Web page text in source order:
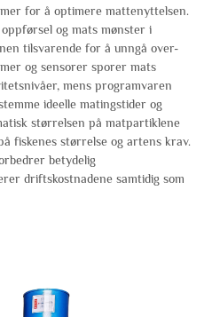
for å optimere mattenyttelsen.
og mats mønster i
tilsvarende for å unngå over-
og sensorer sporer mats
mens programvaren
ideelle matingstider og
størrelsen på matpartiklene
fiskenes størrelse og artens krav.
betydelig
driftskostnadene samtidig som